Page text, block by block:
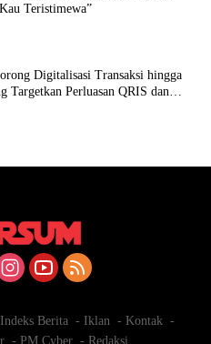
Teristimewa”
Digitalisasi Transaksi hingga
Targetkan Perluasan QRIS dan
Indeks Berita Iklan
Kontak
PM Cyber Redaksi